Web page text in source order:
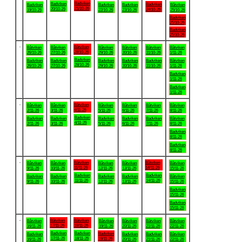
Badviken
19/10-26
Badviken
20/10-26
Badviken
21/10-26
Badviken
22/10-26
Badviken
23/10-26
Badviken
24/10-26
Båtviken
25/10-26
Badviken
25/10-26
Badviken
25/10-26
Båtviken
26/10-26
Badviken
26/10-26
Båtviken
27/10-26
Badviken
27/10-26
Båtviken
28/10-26
Badviken
28/10-26
Båtviken
29/10-26
Badviken
29/10-26
Båtviken
30/10-26
Badviken
30/10-26
Båtviken
31/10-26
Badviken
31/10-26
Båtviken
1/11-26
Båtviken
1/11-26
Badviken
1/11-26
Badviken
1/11-26
Båtviken
2/11-26
Badviken
2/11-26
Båtviken
3/11-26
Badviken
3/11-26
Båtviken
4/11-26
Badviken
4/11-26
Båtviken
5/11-26
Badviken
5/11-26
Båtviken
6/11-26
Badviken
6/11-26
Båtviken
7/11-26
Badviken
7/11-26
Båtviken
8/11-26
Båtviken
8/11-26
Badviken
8/11-26
Badviken
8/11-26
Båtviken
9/11-26
Badviken
9/11-26
Båtviken
10/11-26
Badviken
10/11-26
Båtviken
11/11-26
Badviken
11/11-26
Båtviken
12/11-26
Badviken
12/11-26
Båtviken
13/11-26
Badviken
13/11-26
Båtviken
14/11-26
Badviken
14/11-26
Båtviken
15/11-26
Båtviken
15/11-26
Badviken
15/11-26
Badviken
15/11-26
Båtviken
16/11-26
Badviken
16/11-26
Båtviken
17/11-26
Badviken
17/11-26
Båtviken
18/11-26
Badviken
18/11-26
Båtviken
19/11-26
Badviken
19/11-26
Båtviken
20/11-26
Badviken
20/11-26
Båtviken
21/11-26
Badviken
21/11-26
Båtviken
22/11-26
Båtviken
22/11-26